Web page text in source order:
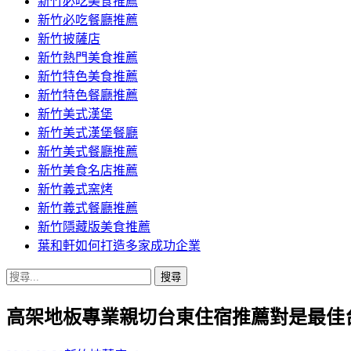
新竹必吃餐廳推薦
新竹披薩店
新竹熱門美食推薦
新竹特色美食推薦
新竹特色餐廳推薦
新竹美式漢堡
新竹美式漢堡餐廳
新竹美式餐廳推薦
新竹美食名店推薦
新竹義式窯烤
新竹義式餐廳推薦
新竹隱藏版美食推薦
葉和軒如何打造多家成功企業
搜
關
高架地板專業親切台東住宿推薦對是最